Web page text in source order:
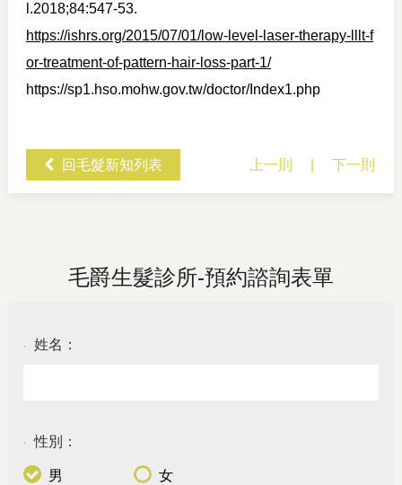
l.2018;84:547-53.
https://ishrs.org/2015/07/01/low-level-laser-therapy-lllt-f
or-treatment-of-pattern-hair-loss-part-1/
https://sp1.hso.mohw.gov.tw/doctor/Index1.php
回毛髮新知列表 上一則 |下一則
毛爵生髮診所-預約諮詢表單
● 姓名：
● 性別：
男 女